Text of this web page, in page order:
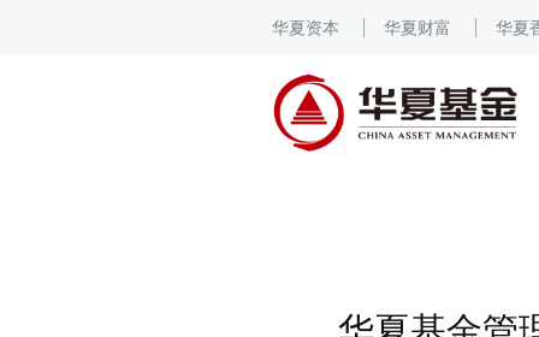
华夏资本 华夏财富 华夏